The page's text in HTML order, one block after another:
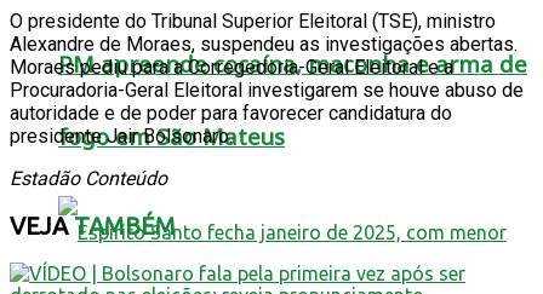
PM apreende cocaína, maconha e arma de
fogo em São Mateus
O presidente do Tribunal Superior Eleitoral (TSE), ministro
Alexandre de Moraes, suspendeu as investigações abertas.
Moraes pediu para a Corregedoria-Geral Eleitoral e a
Procuradoria-Geral Eleitoral investigarem se houve abuso de
autoridade e de poder para favorecer candidatura do
presidente Jair Bolsonaro.
Estadão Conteúdo
VEJATAMBÉM